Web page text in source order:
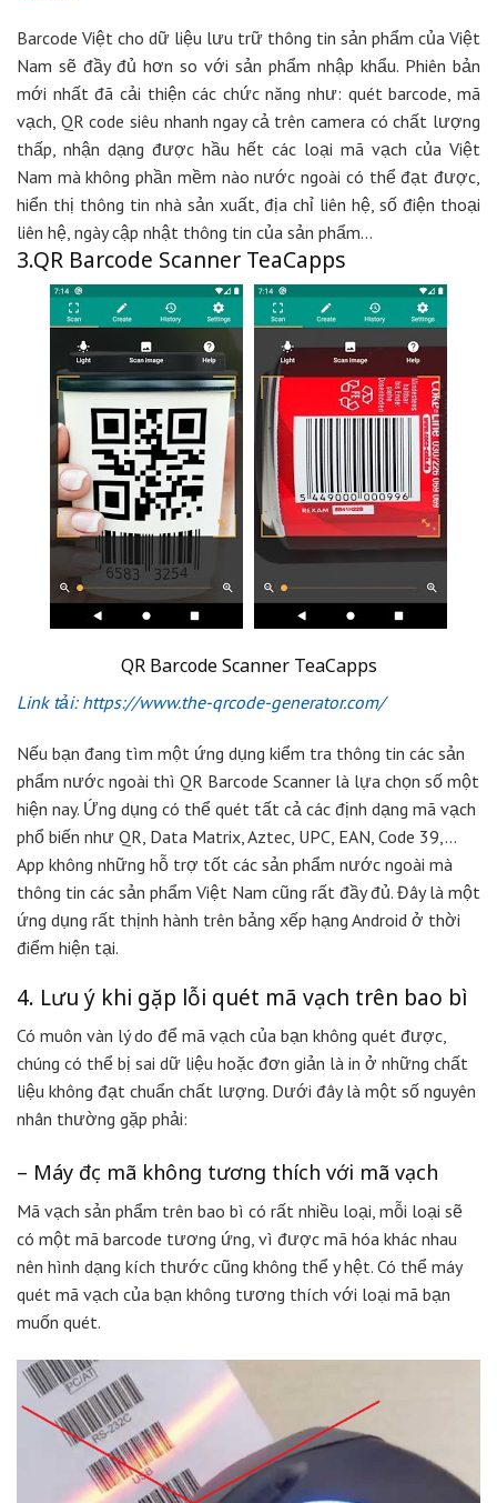
Barcode Việt cho dữ liệu lưu trữ thông tin sản phẩm của Việt
Nam sẽ đầy đủ hơn so với sản phẩm nhập khẩu. Phiên bản
mới nhất đã cải thiện các chức năng như: quét barcode, mã
vạch, QR code siêu nhanh ngay cả trên camera có chất lượng
thấp, nhận dạng được hầu hết các loại mã vạch của Việt
Nam mà không phần mềm nào nước ngoài có thể đạt được,
hiển thị thông tin nhà sản xuất, địa chỉ liên hệ, số điện thoại
liên hệ, ngày cập nhật thông tin của sản phẩm…
3.QR Barcode Scanner TeaCapps
QR Barcode Scanner TeaCapps
Link tải: https://www.the-qrcode-generator.com/
Nếu bạn đang tìm một ứng dụng kiểm tra thông tin các sản
phẩm nước ngoài thì QR Barcode Scanner là lựa chọn số một
hiện nay. Ứng dụng có thể quét tất cả các định dạng mã vạch
phổ biến như QR, Data Matrix, Aztec, UPC, EAN, Code 39,…
App không những hỗ trợ tốt các sản phẩm nước ngoài mà
thông tin các sản phẩm Việt Nam cũng rất đầy đủ. Đây là một
ứng dụng rất thịnh hành trên bảng xếp hạng Android ở thời
điểm hiện tại.
4. Lưu ý khi gặp lỗi quét mã vạch trên bao bì
Có muôn vàn lý do để mã vạch của bạn không quét được,
chúng có thể bị sai dữ liệu hoặc đơn giản là in ở những chất
liệu không đạt chuẩn chất lượng. Dưới đây là một số nguyên
nhân thường gặp phải:
– Máy đọc mã không tương thích với mã vạch
Mã vạch sản phẩm trên bao bì có rất nhiều loại, mỗi loại sẽ
có một mã barcode tương ứng, vì được mã hóa khác nhau
nên hình dạng kích thước cũng không thể y hệt. Có thể máy
quét mã vạch của bạn không tương thích với loại mã bạn
muốn quét.